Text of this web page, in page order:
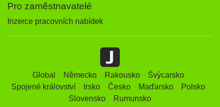
Pro zaměstnavatelé
Inzerce pracovních nabídek
Global Německo Rakousko
Švýcarsko
Spojené království
Irsko Česko Maďarsko
Polsko
Slovensko
Rumunsko